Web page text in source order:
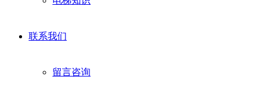
联系我们
留言咨询